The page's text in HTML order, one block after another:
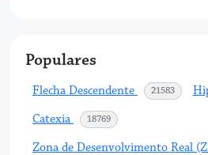
Populares
Flecha Descendente 21583acessos
Catexia 18769acessos
Zona de Desenvolvimento Real